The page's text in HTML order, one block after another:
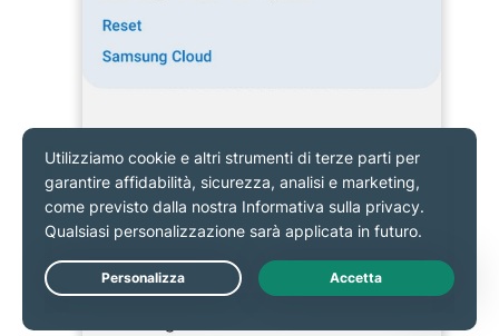
Tocca il nome del tuo account Google, quindi
selezionaAccount di Google (Google Account).
Live Chat